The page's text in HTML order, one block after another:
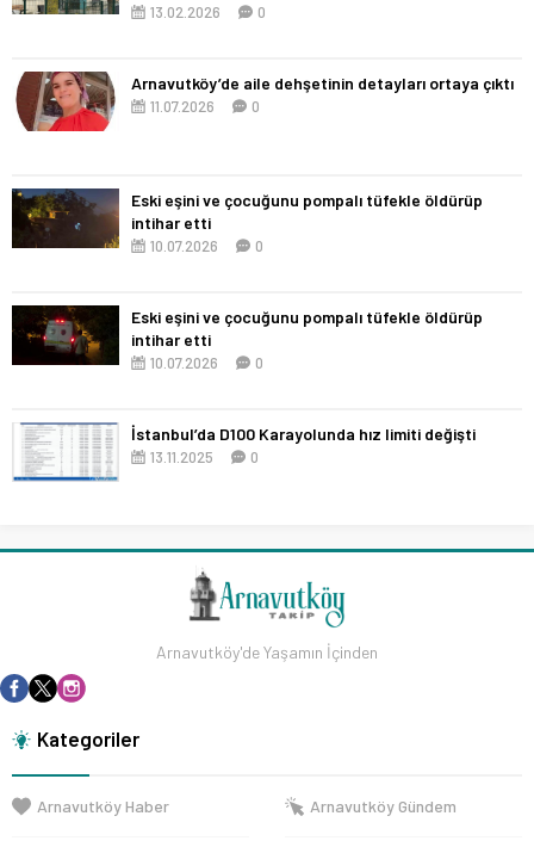
13.02.2026 0
Arnavutköy’de aile dehşetinin detayları ortaya çıktı
11.07.2026 0
Eski eşini ve çocuğunu pompalı tüfekle öldürüp
intihar etti
10.07.2026 0
Eski eşini ve çocuğunu pompalı tüfekle öldürüp
intihar etti
10.07.2026 0
İstanbul’da D100 Karayolunda hız limiti değişti
13.11.2025 0
Arnavutköy'de Yaşamın İçinden
Kategoriler
Arnavutköy Haber Arnavutköy Gündem